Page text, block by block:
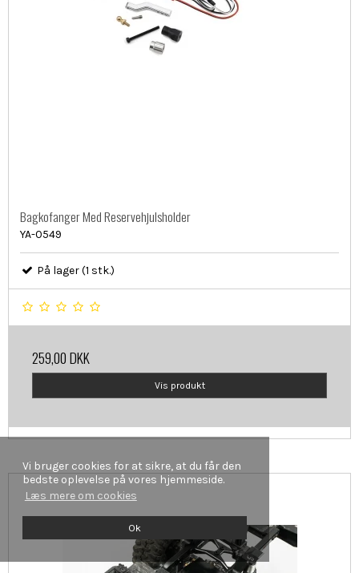
Vi bruger cookies for at sikre, at du får den
bedste oplevelse på vores hjemmeside.
Læs mere om cookies
Ok
Bagkofanger Med Reservehjulsholder
YA-0549
På lager (1 stk.)
259,00 DKK
Vis produkt